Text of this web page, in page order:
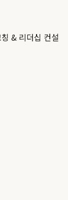
& 리더십 컨설